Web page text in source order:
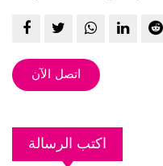
اتصل الآن
اكتب الرسالة